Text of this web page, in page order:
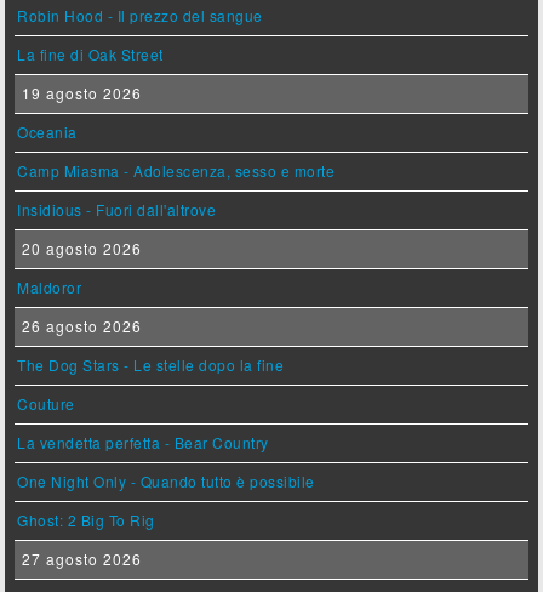
Robin Hood - Il prezzo del sangue
La fine di Oak Street
19 agosto 2026
Oceania
Camp Miasma - Adolescenza, sesso e morte
Insidious - Fuori dall'altrove
20 agosto 2026
Maldoror
26 agosto 2026
The Dog Stars - Le stelle dopo la fine
Couture
La vendetta perfetta - Bear Country
One Night Only - Quando tutto è possibile
Ghost: 2 Big To Rig
27 agosto 2026